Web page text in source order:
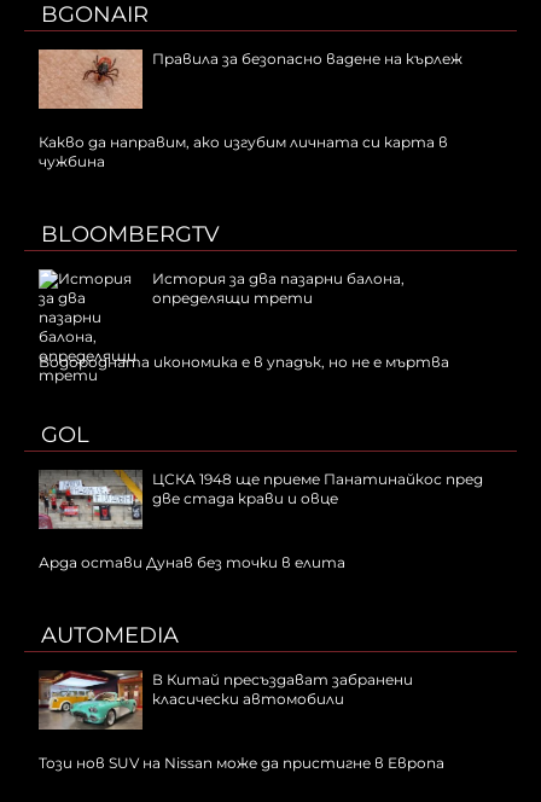
BGONAIR
Правила за безопасно вадене на кърлеж
Какво да направим, ако изгубим личната си карта в
чужбина
BLOOMBERGTV
История за два пазарни балона,
определящи трети
Водородната икономика е в упадък, но не е мъртва
GOL
ЦСКА 1948 ще приеме Панатинайкос пред
две стада крави и овце
Арда остави Дунав без точки в елита
AUTOMEDIA
В Китай пресъздават забранени
класически автомобили
Този нов SUV на Nissan може да пристигне в Европа